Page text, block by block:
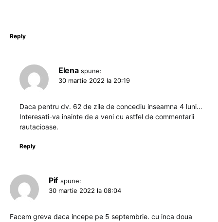
Reply
Elena spune:
30 martie 2022 la 20:19
Daca pentru dv. 62 de zile de concediu inseamna 4 luni…
Interesati-va inainte de a veni cu astfel de commentarii
rautacioase.
Reply
Pif spune:
30 martie 2022 la 08:04
Facem greva daca incepe pe 5 septembrie. cu inca doua